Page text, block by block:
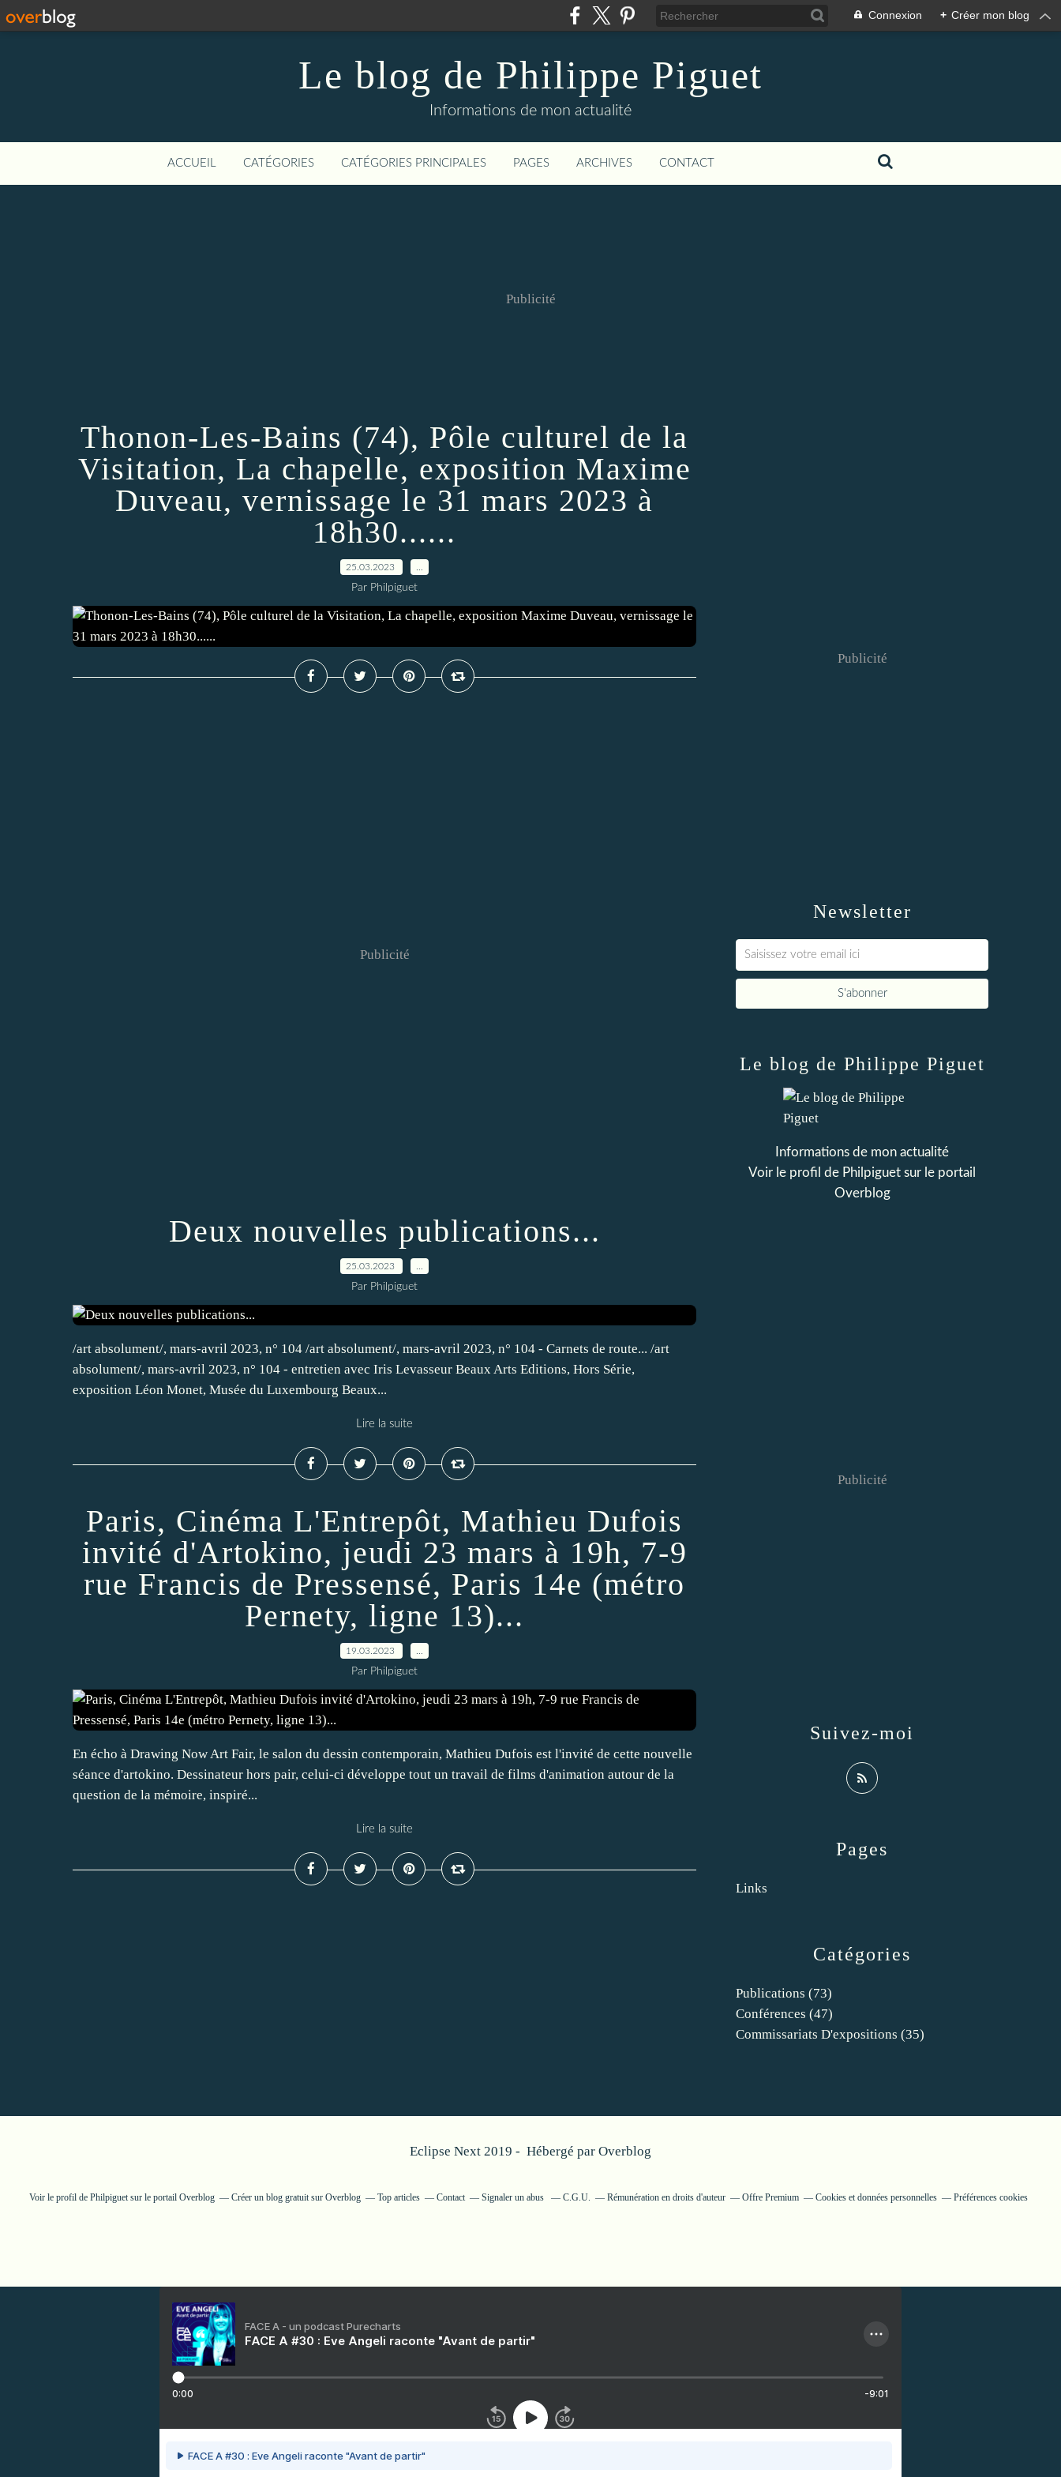
Connexion + Créer mon blog
Le blog de Philippe Piguet
Informations de mon actualité
ACCUEIL CATÉGORIES CATÉGORIES PRINCIPALES PAGES ARCHIVES CONTACT
Publicité
Thonon-Les-Bains (74), Pôle culturel de la
Visitation, La chapelle, exposition Maxime
Duveau, vernissage le 31 mars 2023 à
18h30......
25.03.2023
Par Philpiguet
Publicité
Deux nouvelles publications...
25.03.2023
Par Philpiguet
/art absolument/, mars-avril 2023, n° 104 /art absolument/, mars-avril 2023, n° 104 - Carnets de route... /art
absolument/, mars-avril 2023, n° 104 - entretien avec Iris Levasseur Beaux Arts Editions, Hors Série,
exposition Léon Monet, Musée du Luxembourg Beaux...
Lire la suite
Paris, Cinéma L'Entrepôt, Mathieu Dufois
invité d'Artokino, jeudi 23 mars à 19h, 7-9
rue Francis de Pressensé, Paris 14e (métro
Pernety, ligne 13)...
19.03.2023
Par Philpiguet
En écho à Drawing Now Art Fair, le salon du dessin contemporain, Mathieu Dufois est l'invité de cette nouvelle
séance d'artokino. Dessinateur hors pair, celui-ci développe tout un travail de films d'animation autour de la
question de la mémoire, inspiré...
Lire la suite
Newsletter
Publicité
Catégories
Publications (73)
Conférences (47)
Commissariats D'expositions (35)
Pages
Links
Le blog de Philippe Piguet
Informations de mon actualité
Voir le profil de Philpiguet sur le portail
Overblog
Suivez-moi
Publicité
Eclipse Next 2019 - Hébergé par Overblog
Voir le profil de Philpiguetsur le portail Overblog Créer un blog gratuit sur Overblog Top articles Contact Signaler un abus C.G.U. Rémunération en droits d'auteur Offre Premium Cookies et données personnelles Préférences cookies
FACE A - un podcast Purecharts
FACE A #30 : Eve Angeli raconte "Avant de partir"
0:00 -9:01
FACE A #30 : Eve Angeli raconte "Avant de partir"